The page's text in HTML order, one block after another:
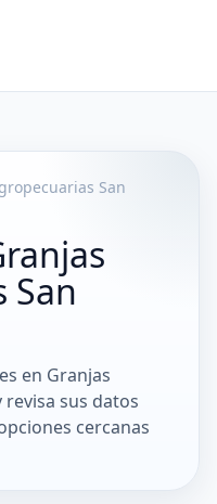
San
San
en Granjas
sus datos
cercanas